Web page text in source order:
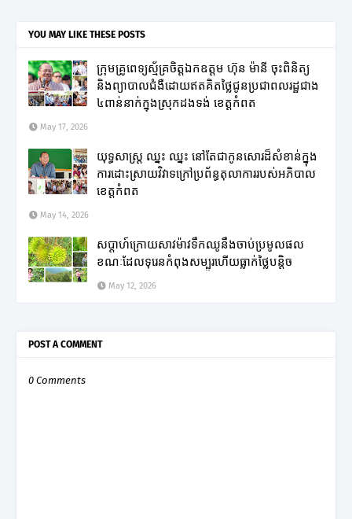
YOU MAY LIKE THESE POSTS
ក្រុមគ្រូពេទ្យស្ម័គ្រចិត្តឯកឧត្តម ហ៊ុន ម៉ានី ចុះពិនិត្យ
និងព្យាបាលជំងឺដោយឥតគិតថ្លៃជូនប្រជាពលរដ្ឋជាង
៤ពាន់នាក់ក្នុងស្រុកដងទង់ ខេត្តកំពត
May 17, 2026
យុទ្ធសាស្ត្រ ឈ្នះ ឈ្នះ នៅតែជាកូនសោរដ៏សំខាន់ក្នុង
ការដោះស្រាយវិវាទក្រៅប្រព័ន្ធតុលាការរបស់អភិបាល
ខេត្តកំពត
May 14, 2026
សប្តាហ៍ក្រោយសាវម៉ាវទឹកឈូនឹងចាប់ប្រមូលផល
ខណៈដែលទុរេនកំពុងសម្បូរហើយធ្លាក់ថ្លៃបន្តិច
May 12, 2026
POST A COMMENT
0 Comments